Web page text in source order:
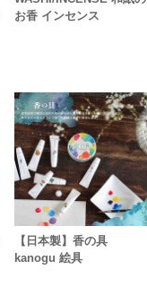
お香 インセンス
【日本製】香の具
kanogu 絵具